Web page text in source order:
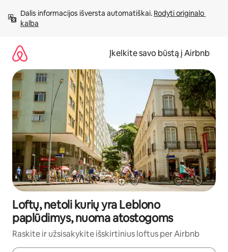
prie
turinio
Dalis informacijos išversta automatiškai. Rodyti originalo
kalba
Įkelkite savo būstą į Airbnb
Loftų, netoli kurių yra Leblono
paplūdimys, nuoma atostogoms
Raskite ir užsisakykite išskirtinius loftus per Airbnb